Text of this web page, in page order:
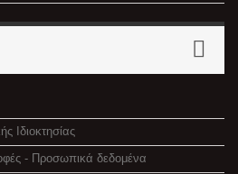
Ιδιοκτησίας
- Προσωπικά δεδομένα